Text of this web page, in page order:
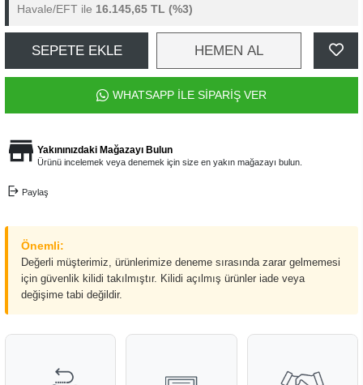
Havale/EFT ile 16.145,65 TL (%3)
SEPETE EKLE HEMEN AL
WHATSAPP İLE SİPARİŞ VER
Yakınınızdaki Mağazayı Bulun
Ürünü incelemek veya denemek için size en yakın mağazayı bulun.
Paylaş
Önemli:
Değerli müşterimiz, ürünlerimize deneme sırasında zarar gelmemesi
için güvenlik kilidi takılmıştır. Kilidi açılmış ürünler iade veya
değişime tabi değildir.